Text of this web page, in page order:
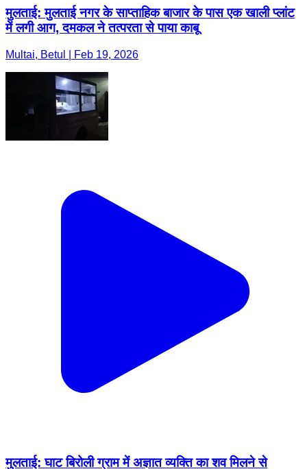
मुलताई: मुलताई नगर के साप्ताहिक बाजार के पास एक खाली प्लांट
में लगी आग, दमकल ने तत्परता से पाया काबू
Multai, Betul | Feb 19, 2026
मुलताई: घाट बिरोली ग्राम में अज्ञात व्यक्ति का शव मिलने से